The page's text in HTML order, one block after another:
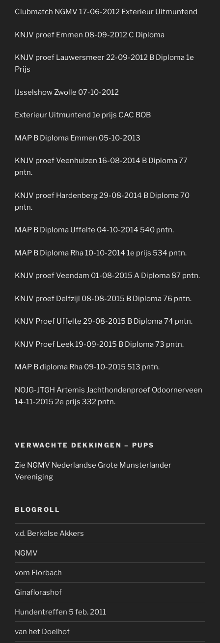
Clubmatch NGMV 17-06-2012 Exterieur Uitmuntend
KNJV proef Emmen 08-09-2012 C Diploma
KNJV proef Lauwersmeer 22-09-2012 B Diploma 1e
Prijs
IJsselshow Zwolle 07-10-2012
Exterieur Uitmuntend 1e prijs CAC BOB
MAP B Diploma Emmen 05-10-2013
KNJV proef Veenhuizen 16-08-2014 B Diploma 77
pntn.
KNJV proef Hardenberg 29-08-2014 B Diploma 70
pntn.
MAP B Diploma Uffelte 04-10-2014 540 pntn.
MAP B Diploma Rha 10-10-2014 1e prijs 534 pntn.
KNJV proef Veendam 01-08-2015 A Diploma 87 pntn.
KNJV proef Delfzijl 08-08-2015 B Diploma 76 pntn.
KNJV Proef Uffelte 29-08-2015 B Diploma 74 pntn.
KNJV Proef Leek 19-09-2015 B Diploma 73 pntn.
MAP B diploma Rha 09-10-2015 513 pntn.
NOJG-JTGH Artemis Jachthondenproef Odoornerveen
14-11-2015 2e prijs 332 pntn.
VERWACHTE DEKKINGEN – PUPS
Zie NGMV Nederlandse Grote Munsterlander
Vereniging
BLOGROLL
v.d. Berkelse Akkers
NGMV
vom Florbach
Ginaflorashof
Hundentreffen 5 feb. 2011
van het Doelhof